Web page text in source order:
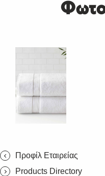
Προφίλ Εταιρείας
Products Directory